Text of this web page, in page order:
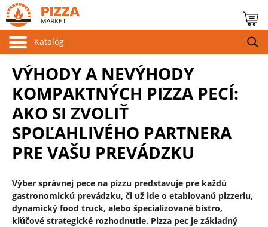
Katalóg
VÝHODY A NEVÝHODY
KOMPAKTNÝCH PIZZA PECÍ:
AKO SI ZVOLIŤ
SPOĽAHLIVÉHO PARTNERA
PRE VAŠU PREVÁDZKU
Výber správnej pece na pizzu predstavuje pre každú
gastronomickú prevádzku, či už ide o etablovanú pizzeriu,
dynamický food truck, alebo špecializované bistro,
kľúčové strategické rozhodnutie. Pizza pec je základný